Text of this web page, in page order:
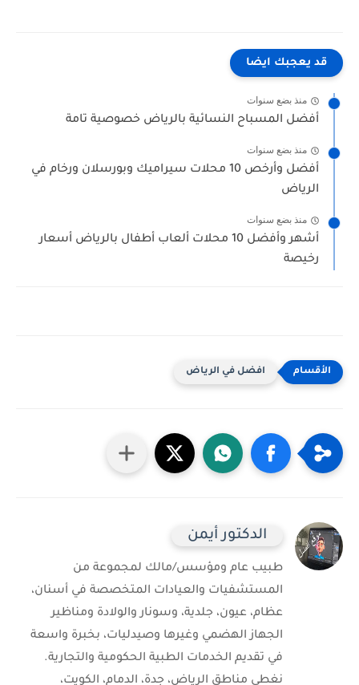
قد يعجبك ايضا
منذ بضع سنوات
أفضل المسباح النسائية بالرياض خصوصية تامة
منذ بضع سنوات
أفضل وأرخص 10 محلات سيراميك وبورسلان ورخام في
الرياض
منذ بضع سنوات
أشهر وأفضل 10 محلات ألعاب أطفال بالرياض أسعار
رخيصة
افضل في الرياض
الدكتور أيمن
طبيب عام ومؤسس/مالك لمجموعة من
المستشفيات والعيادات المتخصصة في أسنان،
عظام، عيون، جلدية، وسونار والولادة ومناظير
الجهاز الهضمي وغيرها وصيدليات، بخبرة واسعة
في تقديم الخدمات الطبية الحكومية والتجارية.
نغطي مناطق الرياض، جدة، الدمام، الكويت،